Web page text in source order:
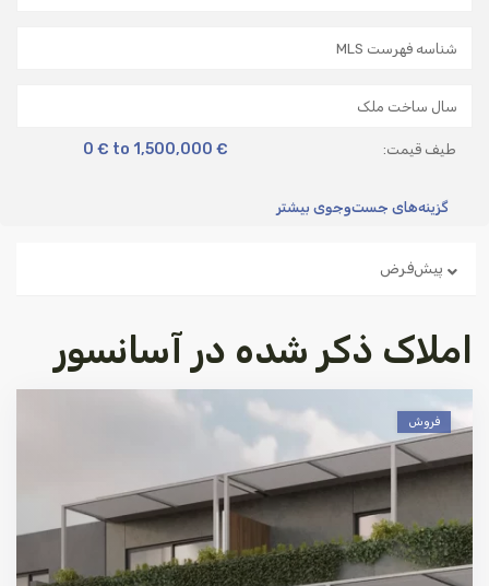
طیف قیمت: 0 € to 1,500,000 €
گزینه‌های جست‌وجوی بیشتر
پیش‌فرض
املاک ذکر شده در آسانسور
فروش